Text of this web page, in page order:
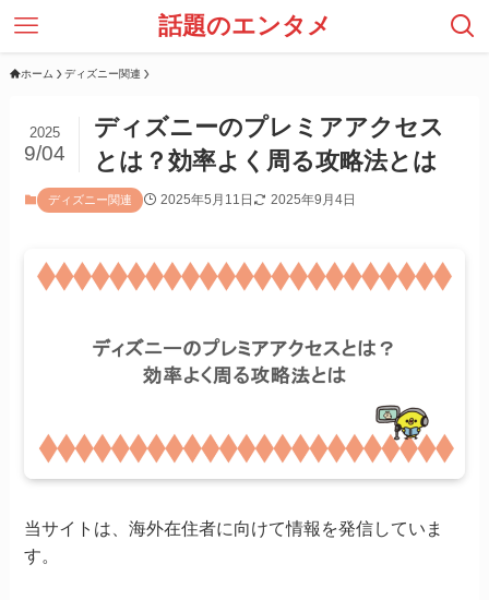
話題のエンタメ
ホーム ディズニー関連
ディズニーのプレミアアクセス
とは？効率よく周る攻略法とは
2025
9/04
ディズニー関連 2025年5月11日 2025年9月4日
当サイトは、海外在住者に向けて情報を発信していま
す。